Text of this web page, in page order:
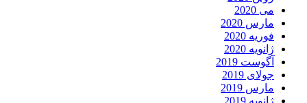
می 2020
مارس 2020
فوریه 2020
ژانویه 2020
آگوست 2019
جولای 2019
مارس 2019